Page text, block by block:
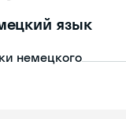
язык
немецкого